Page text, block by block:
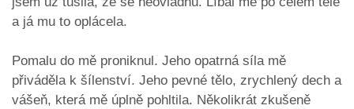
a já mu to oplácela.
Pomalu do mě proniknul. Jeho opatrná síla mě
přiváděla k šílenství. Jeho pevné tělo, zrychlený dech a
vášeň, která mě úplně pohltila. Několikrát zkušeně